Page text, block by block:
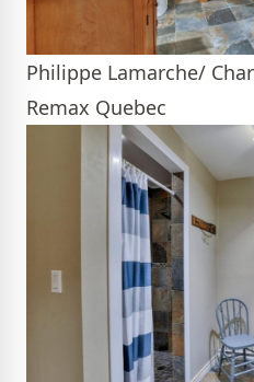
Philippe Lamarche/
Remax Quebec